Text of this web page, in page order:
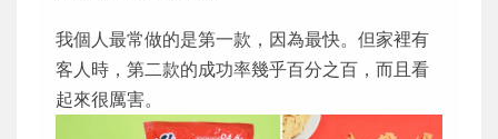
我個人最常做的是第一款，因為最快。但家裡有
客人時，第二款的成功率幾乎百分之百，而且看
起來很厲害。